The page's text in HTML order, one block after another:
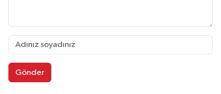
Gönder